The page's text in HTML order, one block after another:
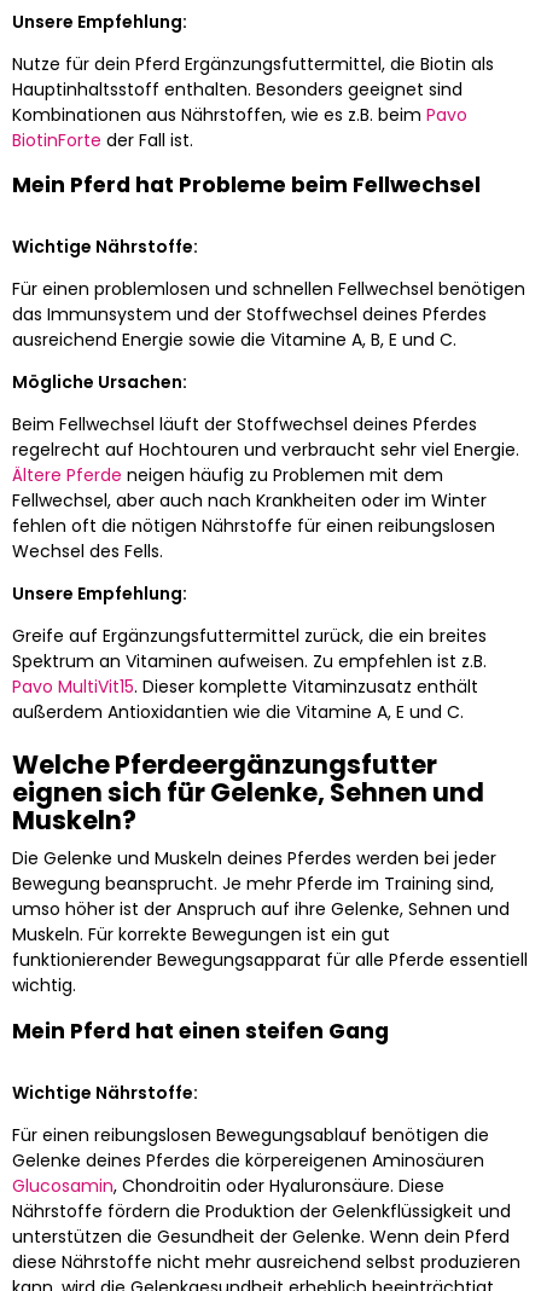
Unsere Empfehlung:
Nutze für dein Pferd Ergänzungsfuttermittel, die Biotin als
Hauptinhaltsstoff enthalten. Besonders geeignet sind
Kombinationen aus Nährstoffen, wie es z.B. beim Pavo
BiotinForte der Fall ist.
Mein Pferd hat Probleme beim Fellwechsel
Wichtige Nährstoffe:
Für einen problemlosen und schnellen Fellwechsel benötigen
das Immunsystem und der Stoffwechsel deines Pferdes
ausreichend Energie sowie die Vitamine A, B, E und C.
Mögliche Ursachen:
Beim Fellwechsel läuft der Stoffwechsel deines Pferdes
regelrecht auf Hochtouren und verbraucht sehr viel Energie.
Ältere Pferde neigen häufig zu Problemen mit dem
Fellwechsel, aber auch nach Krankheiten oder im Winter
fehlen oft die nötigen Nährstoffe für einen reibungslosen
Wechsel des Fells.
Unsere Empfehlung:
Greife auf Ergänzungsfuttermittel zurück, die ein breites
Spektrum an Vitaminen aufweisen. Zu empfehlen ist z.B.
Pavo MultiVit15. Dieser komplette Vitaminzusatz enthält
außerdem Antioxidantien wie die Vitamine A, E und C.
Welche Pferdeergänzungsfutter
eignen sich für Gelenke, Sehnen und
Muskeln?
Die Gelenke und Muskeln deines Pferdes werden bei jeder
Bewegung beansprucht. Je mehr Pferde im Training sind,
umso höher ist der Anspruch auf ihre Gelenke, Sehnen und
Muskeln. Für korrekte Bewegungen ist ein gut
funktionierender Bewegungsapparat für alle Pferde essentiell
wichtig.
Mein Pferd hat einen steifen Gang
Wichtige Nährstoffe:
Für einen reibungslosen Bewegungsablauf benötigen die
Gelenke deines Pferdes die körpereigenen Aminosäuren
Glucosamin, Chondroitin oder Hyaluronsäure. Diese
Nährstoffe fördern die Produktion der Gelenkflüssigkeit und
unterstützen die Gesundheit der Gelenke. Wenn dein Pferd
diese Nährstoffe nicht mehr ausreichend selbst produzieren